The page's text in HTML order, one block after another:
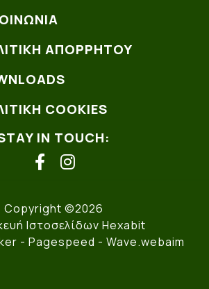
ΑΠΟΡΡΗΤΟΥ
COOKIES
IN TOUCH:
facebook
instagram
Copyright ©2026
Ιστοσελίδων Hexabit
- Pagespeed - Wave.webaim